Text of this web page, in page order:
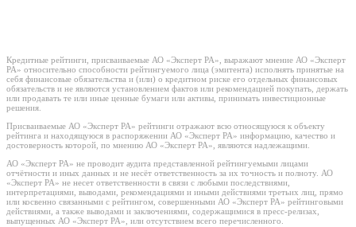
Кредитные рейтинги, присваиваемые АО «Эксперт РА», выражают мнение АО «Эксперт
РА» относительно способности рейтингуемого лица (эмитента) исполнять принятые на
себя финансовые обязательства и (или) о кредитном риске его отдельных финансовых
обязательств и не являются установлением фактов или рекомендацией покупать, держать
или продавать те или иные ценные бумаги или активы, принимать инвестиционные
решения.
Присваиваемые АО «Эксперт РА» рейтинги отражают всю относящуюся к объекту
рейтинга и находящуюся в распоряжении АО «Эксперт РА» информацию, качество и
достоверность которой, по мнению АО «Эксперт РА», являются надлежащими.
АО «Эксперт РА» не проводит аудита представленной рейтингуемыми лицами
отчётности и иных данных и не несёт ответственность за их точность и полноту. АО
«Эксперт РА» не несет ответственности в связи с любыми последствиями,
интерпретациями, выводами, рекомендациями и иными действиями третьих лиц, прямо
или косвенно связанными с рейтингом, совершенными АО «Эксперт РА» рейтинговыми
действиями, а также выводами и заключениями, содержащимися в пресс-релизах,
выпущенных АО «Эксперт РА», или отсутствием всего перечисленного.